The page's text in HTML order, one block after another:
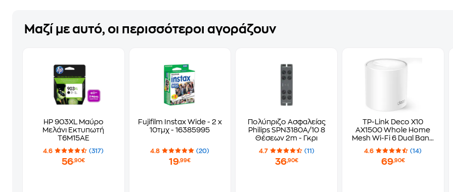
Μαζί με αυτό, οι περισσότεροι αγοράζουν
HP 903XL Μαύρο
Μελάνι Εκτυπωτή
T6M15AE
4.6 (317)
56,90€
Fujifilm Instax Wide - 2 x
10τμχ - 16385995
4.8 (20)
19,99€
Πολύπριζο Ασφαλείας
Philips SPN3180A/10 8
Θέσεων 2m - Γκρι
4.7 (11)
36,90€
TP-Link Deco X10
AX1500 Whole Home
Mesh Wi-Fi 6 Dual Band
(2.4 & 5 GHz) 1201 Mbps 1
pack
4.6 (14)
69,90€